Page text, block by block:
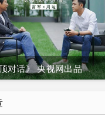
对话》 央视网出品